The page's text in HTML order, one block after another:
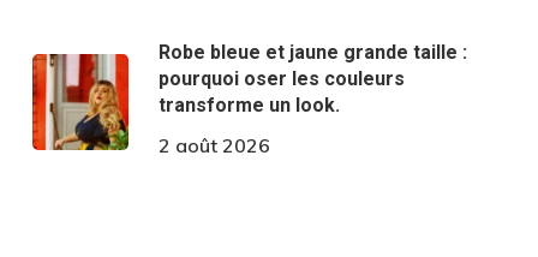
Robe bleue et jaune grande taille :
pourquoi oser les couleurs
transforme un look.
2 août 2026